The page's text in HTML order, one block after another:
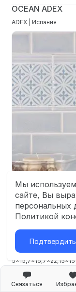
Мы
сайте, Вы
персональных
Политикой
Подтвердить
OCEAN ADEX
ADEX | Испания
от 124₽/м²
5x15 7x15 7x22 15x15
OLD ENGLAND
Связаться